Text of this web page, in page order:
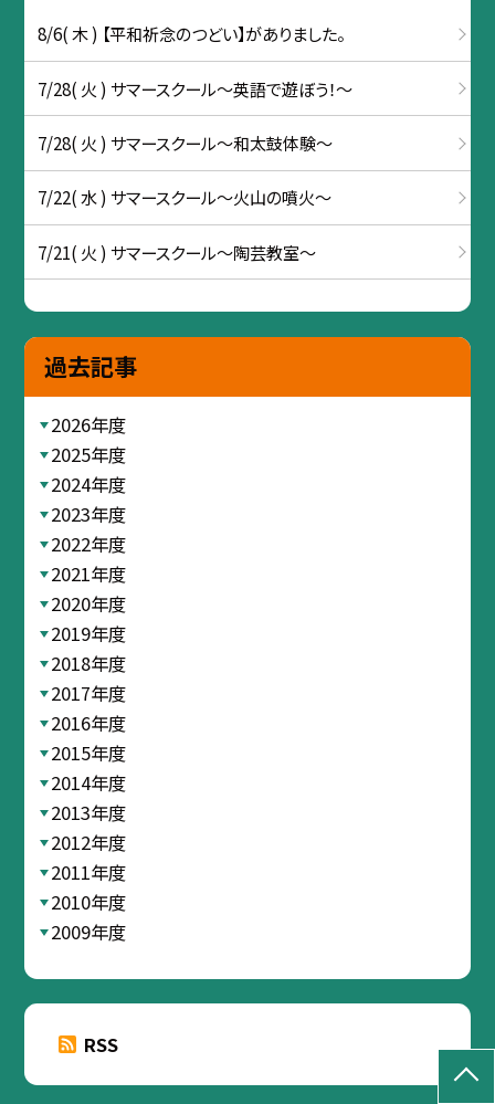
8/6( 木 ) 【平和祈念のつどい】がありました。
7/28( 火 ) サマースクール～英語で遊ぼう！～
7/28( 火 ) サマースクール～和太鼓体験～
7/22( 水 ) サマースクール～火山の噴火～
7/21( 火 ) サマースクール～陶芸教室～
過去記事
2026年度
2025年度
2024年度
2023年度
2022年度
2021年度
2020年度
2019年度
2018年度
2017年度
2016年度
2015年度
2014年度
2013年度
2012年度
2011年度
2010年度
2009年度
RSS